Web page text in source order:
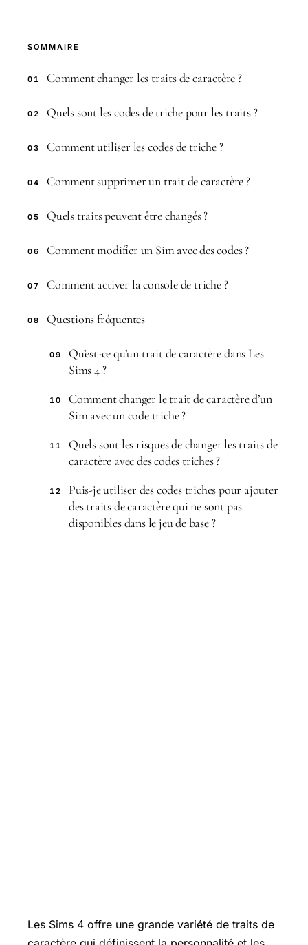
SOMMAIRE
01 Comment changer les traits de caractère ?
02 Quels sont les codes de triche pour les traits ?
03 Comment utiliser les codes de triche ?
04 Comment supprimer un trait de caractère ?
05 Quels traits peuvent être changés ?
06 Comment modifier un Sim avec des codes ?
07 Comment activer la console de triche ?
08 Questions fréquentes
09
Qu’est-ce qu’un trait de caractère dans Les
Sims 4 ?
10
Comment changer le trait de caractère d’un
Sim avec un code triche ?
11
Quels sont les risques de changer les traits de
caractère avec des codes triches ?
12
Puis-je utiliser des codes triches pour ajouter
des traits de caractère qui ne sont pas
disponibles dans le jeu de base ?
Les Sims 4 offre une grande variété de traits de